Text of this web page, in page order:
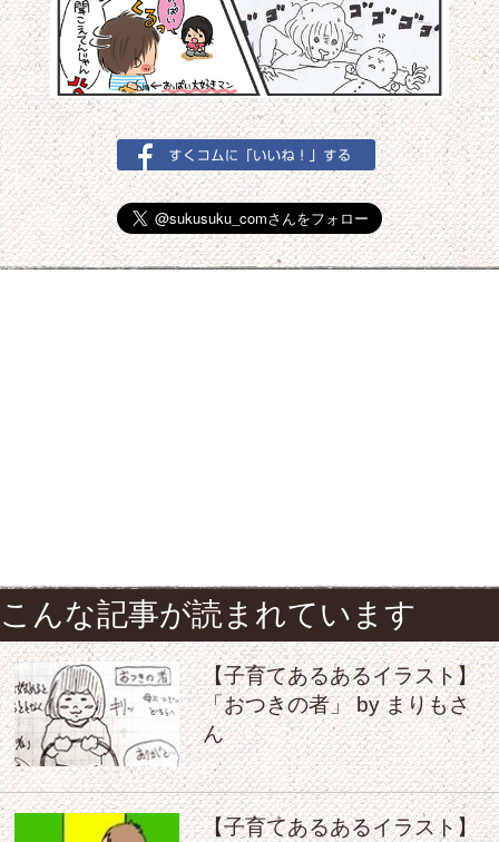
こんな記事が読まれています
【子育てあるあるイラスト】
「おつきの者」 by まりもさ
ん
【子育てあるあるイラスト】